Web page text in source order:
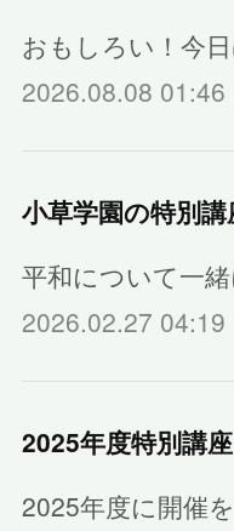
おもしろい！今
2026.08.08 01:46
平和について一
2026.02.27 04:19
2025年度特別講座
2025年度に開催